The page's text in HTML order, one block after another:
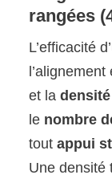
rangées
L’efficacité
et la densité
le nombre
tout appui
Une densité